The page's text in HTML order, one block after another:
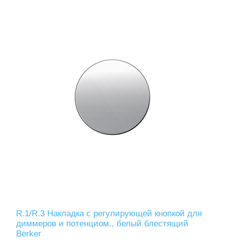
R.1/R.3 Накладка с регулирующей кнопкой для
диммеров и потенциом., белый блестящий
Berker